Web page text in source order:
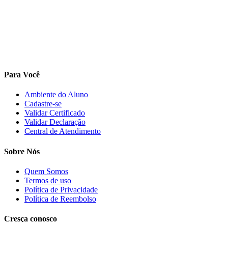
Para Você
Ambiente do Aluno
Cadastre-se
Validar Certificado
Validar Declaração
Central de Atendimento
Sobre Nós
Quem Somos
Termos de uso
Política de Privacidade
Política de Reembolso
Cresça conosco